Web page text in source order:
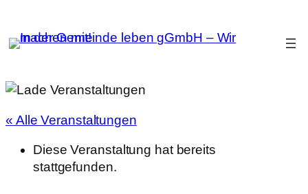
« Alle Veranstaltungen
Diese Veranstaltung hat bereits
stattgefunden.